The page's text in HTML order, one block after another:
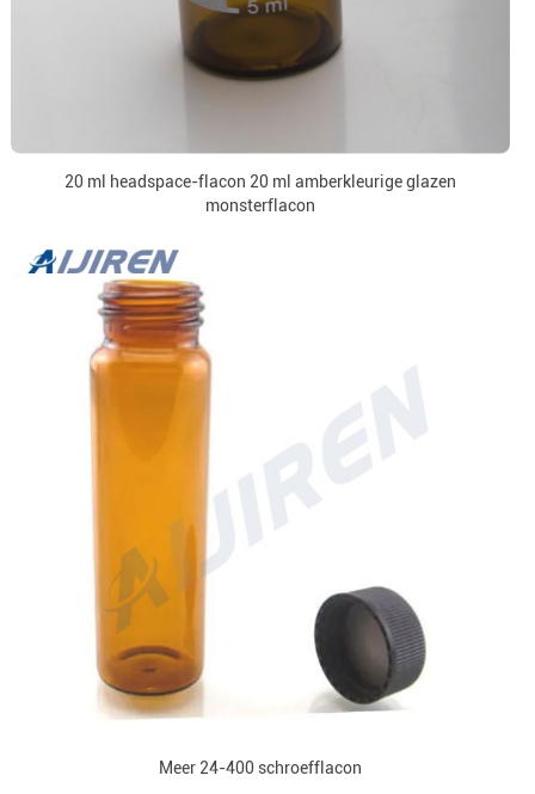
20 ml headspace-flacon 20 ml amberkleurige glazen
monsterflacon
Meer 24-400 schroefflacon